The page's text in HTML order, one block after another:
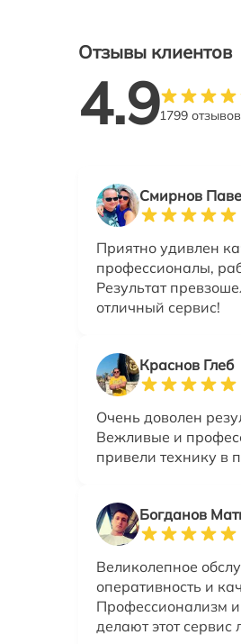
Отзывы клиентов
4.91799 отзывов
Смирнов
Приятно удивлен
профессионалы,
Результат
отличный сервис!
Краснов Глеб
Очень доволен
Вежливые и
привели технику в
Богданов
Великолепное
оперативность и
Профессионализм и
делают этот